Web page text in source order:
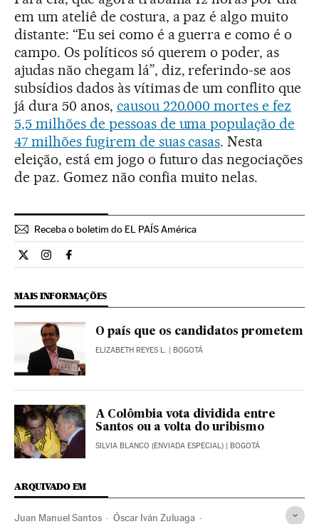
em um ateliê de costura, a paz é algo muito
distante: “Eu sei como é a guerra e como é o
campo. Os políticos só querem o poder, as
ajudas não chegam lá”, diz, referindo-se aos
subsídios dados às vítimas de um conflito que
já dura 50 anos, causou 220.000 mortes e fez
5,5 milhões de pessoas de uma população de
47 milhões fugirem de suas casas. Nesta
eleição, está em jogo o futuro das negociações
de paz. Gomez não confia muito nelas.
Receba o boletim do EL PAÍS América
Internacional El País Brasil en Twitter
Internacional El País Brasil en Instagram
Internacional El País Brasil en Facebook
MAIS INFORMAÇÕES
O país que os candidatos prometem
ELIZABETH REYES L. | BOGOTÁ
A Colômbia vota dividida entre
Santos ou a volta do uribismo
SILVIA BLANCO (ENVIADA ESPECIAL) | BOGOTÁ
ARQUIVADO EM
Juan Manuel Santos Óscar Iván Zuluaga